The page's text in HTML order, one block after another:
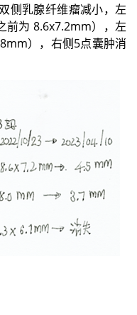
侧乳腺纤维瘤减小，左
前为 8.6x7.2mm），左
），右侧5点囊肿消